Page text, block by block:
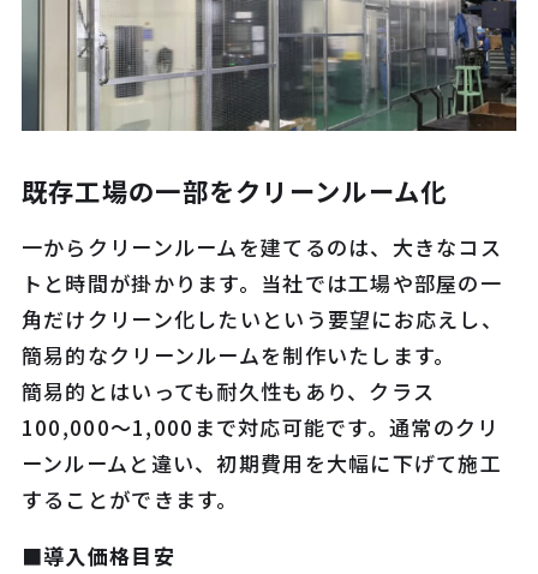
既存工場の一部をクリーンルーム化
一からクリーンルームを建てるのは、大きなコス
トと時間が掛かります。当社では工場や部屋の一
角だけクリーン化したいという要望にお応えし、
簡易的なクリーンルームを制作いたします。
簡易的とはいっても耐久性もあり、クラス
100,000～1,000まで対応可能です。通常のクリ
ーンルームと違い、初期費用を大幅に下げて施工
することができます。
■導入価格目安